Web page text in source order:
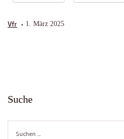
Vfr 1. März 2025
Suche
nach: